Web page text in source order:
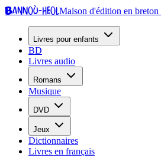
Bannoù-heolMaison d'édition en breton
Livres pour enfants
BD
Livres audio
Romans
Musique
DVD
Jeux
Dictionnaires
Livres en français